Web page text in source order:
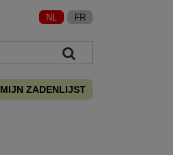
NL FR
MIJN ZADENLIJST